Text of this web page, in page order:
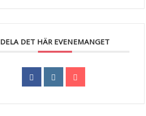
DELA DET HÄR EVENEMANGET